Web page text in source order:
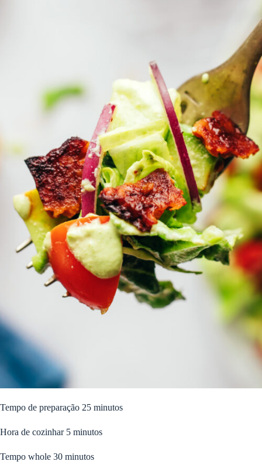
Tempo de preparação 25minutos
minutos
Hora de cozinhar 5minutos
minutos
Tempo whole 30minutos
minutos